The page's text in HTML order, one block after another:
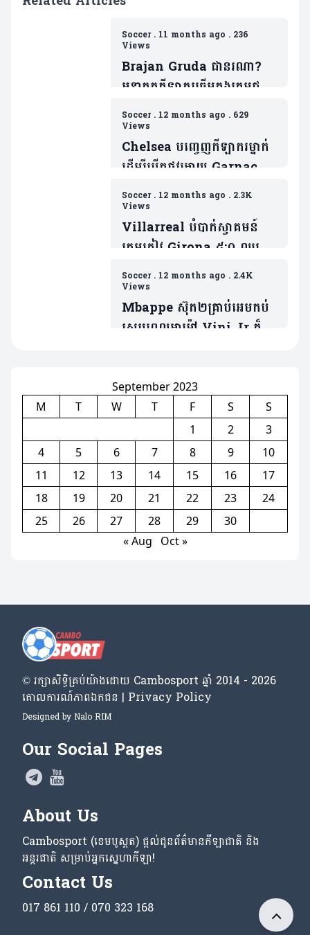
Soccer. 11 months ago . 236
Views
Brajan Gruda ជានរណា?
អនាគតកីឡាករឆ្នើមក្នុងក្រុមជម្រើ
សជាតិអាឡឺម៉ង់(មាន២វីដេអូ)
Soccer. 12 months ago . 629
Views
Chelsea បញ្ចេញកីឡាករម្នាក់
ដើម្បីបើកផ្លូវអោយ Garnacho
ចូលរួមជាមួយ
ពួកគេ(មាន២វីឌេអូ)
Soccer. 12 months ago . 2.3K
Views
Villarreal បំបាក់ស្វាគមន៍
ក្រុមភ្ញៀវ Girona ៥:០ ឈរ
កំពូលតារាង Laliga បណ្តោះ
អាសន្ន (មានវីដេអូ)
Soccer. 12 months ago . 2.4K
Views
Mbappe ស៊ុត២គ្រាប់អេមកប់
ស្របពេលអាម៉ៅ Vini Jr ក៏
September 2023
M
T W T F S
S
1
2
3
4
5 6 7 8 9
10
11
12 13 14 15 16
17
18
19 20 21 22 23
24
25
26 27 28 29
30
« Aug
Oct »
© រក្សា​សិទ្ធិ​គ្រប់​យ៉ាង​ដោយ​ Cambosport ឆ្នាំ 2014 - 2026
គោលការណ៍​ភាព​ឯកជន | Privacy Policy
Designed by Nalo RIM
Our Social Pages
About Us
Cambosport (ខេមបូស្ពត) ផ្តល់ជូនព័ត៌មានកីឡាជាតិ និង
អន្តរជាតិ សម្រាប់អ្នកស្នេហាកីឡា!
Contact Us
017 861 110 / 070 323 168